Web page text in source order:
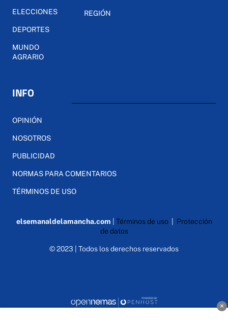
ELECCIONES
DEPORTES
MUNDO
AGRARIO
REGIÓN
INFO
OPINIÓN
NOSOTROS
PUBLICIDAD
NORMAS PARA COMENTARIOS
TÉRMINOS DE USO
elsemanaldelamancha.com | Términos de uso| Protección
de datos
© 2023 | Todos los derechos reservados
×